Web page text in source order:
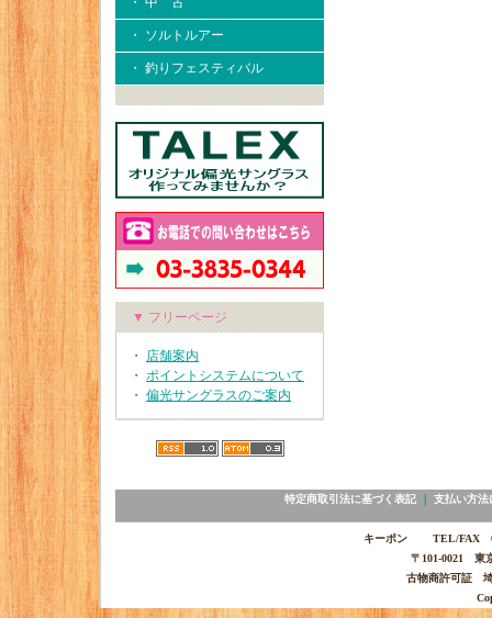
・ ソルトルアー
・ 釣りフェスティバル
▼ フリーページ
・ 店舗案内
・ ポイントシステムについて
・ 偏光サングラスのご案内
特定商取引法に基づく表記｜ 支払い方法
キーポン TEL/FAX
〒101-0021 東
古物商許可証